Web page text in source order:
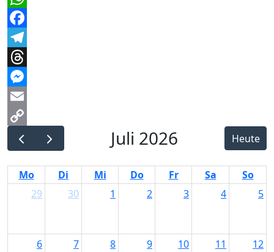
WhatsApp
Facebook
Telegram
Threads
Messenger
Email
Copy
Link
Juli 2026 Heute
Mo Di Mi Do Fr Sa
So
29
30 1 2 3 4 5
6 7 8 9 10 11 12